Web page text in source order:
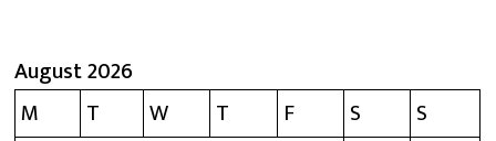
August 2026
M
T W T F S
S